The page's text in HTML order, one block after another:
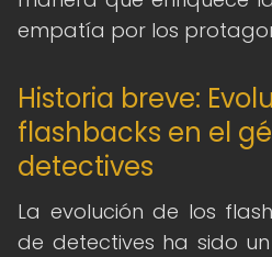
empatía por los
Historia breve:
flashbacks en el
detectives
La evolución de los
de detectives ha sido